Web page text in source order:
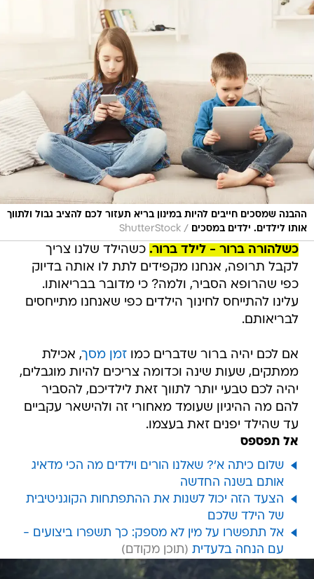
ההבנה שמסכים חייבים להיות במינון בריא תעזור לכם להציב גבול ולתווך
אותו לילדים. ילדים במסכים
/
ShutterStock
כשלהורה ברור - לילד ברור. כשהילד שלנו צריך
לקבל תרופה, אנחנו מקפידים לתת לו אותה בדיוק
כפי שהרופא הסביר, ולמה? כי מדובר בבריאותו.
עלינו להתייחס לחינוך הילדים כפי שאנחנו מתייחסים
לבריאותם.
אם לכם יהיה ברור שדברים כמוזמן מסך, אכילת
ממתקים, שעות שינה וכדומה צריכים להיות מוגבלים,
יהיה לכם טבעי יותר לתווך זאת לילדיכם, להסביר
להם מה ההיגיון שעומד מאחורי זה ולהישאר עקביים
עד שהילד יפנים זאת בעצמו.
אל תפספס
שלום כיתה א'? שאלנו הורים וילדים מה הכי מדאיג
אותם בשנה החדשה
הצעד הזה יכול לשנות את ההתפתחות הקוגניטיבית
של הילד שלכם
אל תתפשרו על מין לא מספק: כך תשפרו ביצועים -
עם הנחה בלעדית